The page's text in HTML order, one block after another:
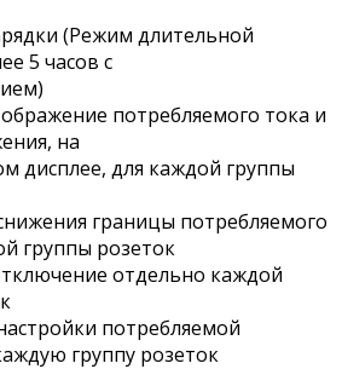
(Режим длительной
5 часов с
потребляемого тока и
на
дисплее, для каждой группы
границы потребляемого
группы розеток
отдельно каждой
потребляемой
группу розеток